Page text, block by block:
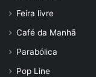
Feira livre
Café da Manhã
Parabólica
Pop Line